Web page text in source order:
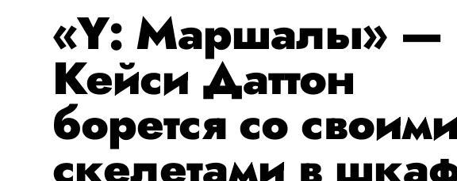
«Y: Маршалы» —
Кейси Даттон
борется со своими